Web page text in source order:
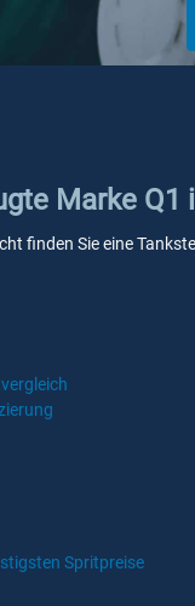
Marke Q1
finden Sie eine
Spritpreise